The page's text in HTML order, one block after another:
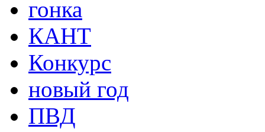
гонка
КАНТ
Конкурс
новый год
ПВД